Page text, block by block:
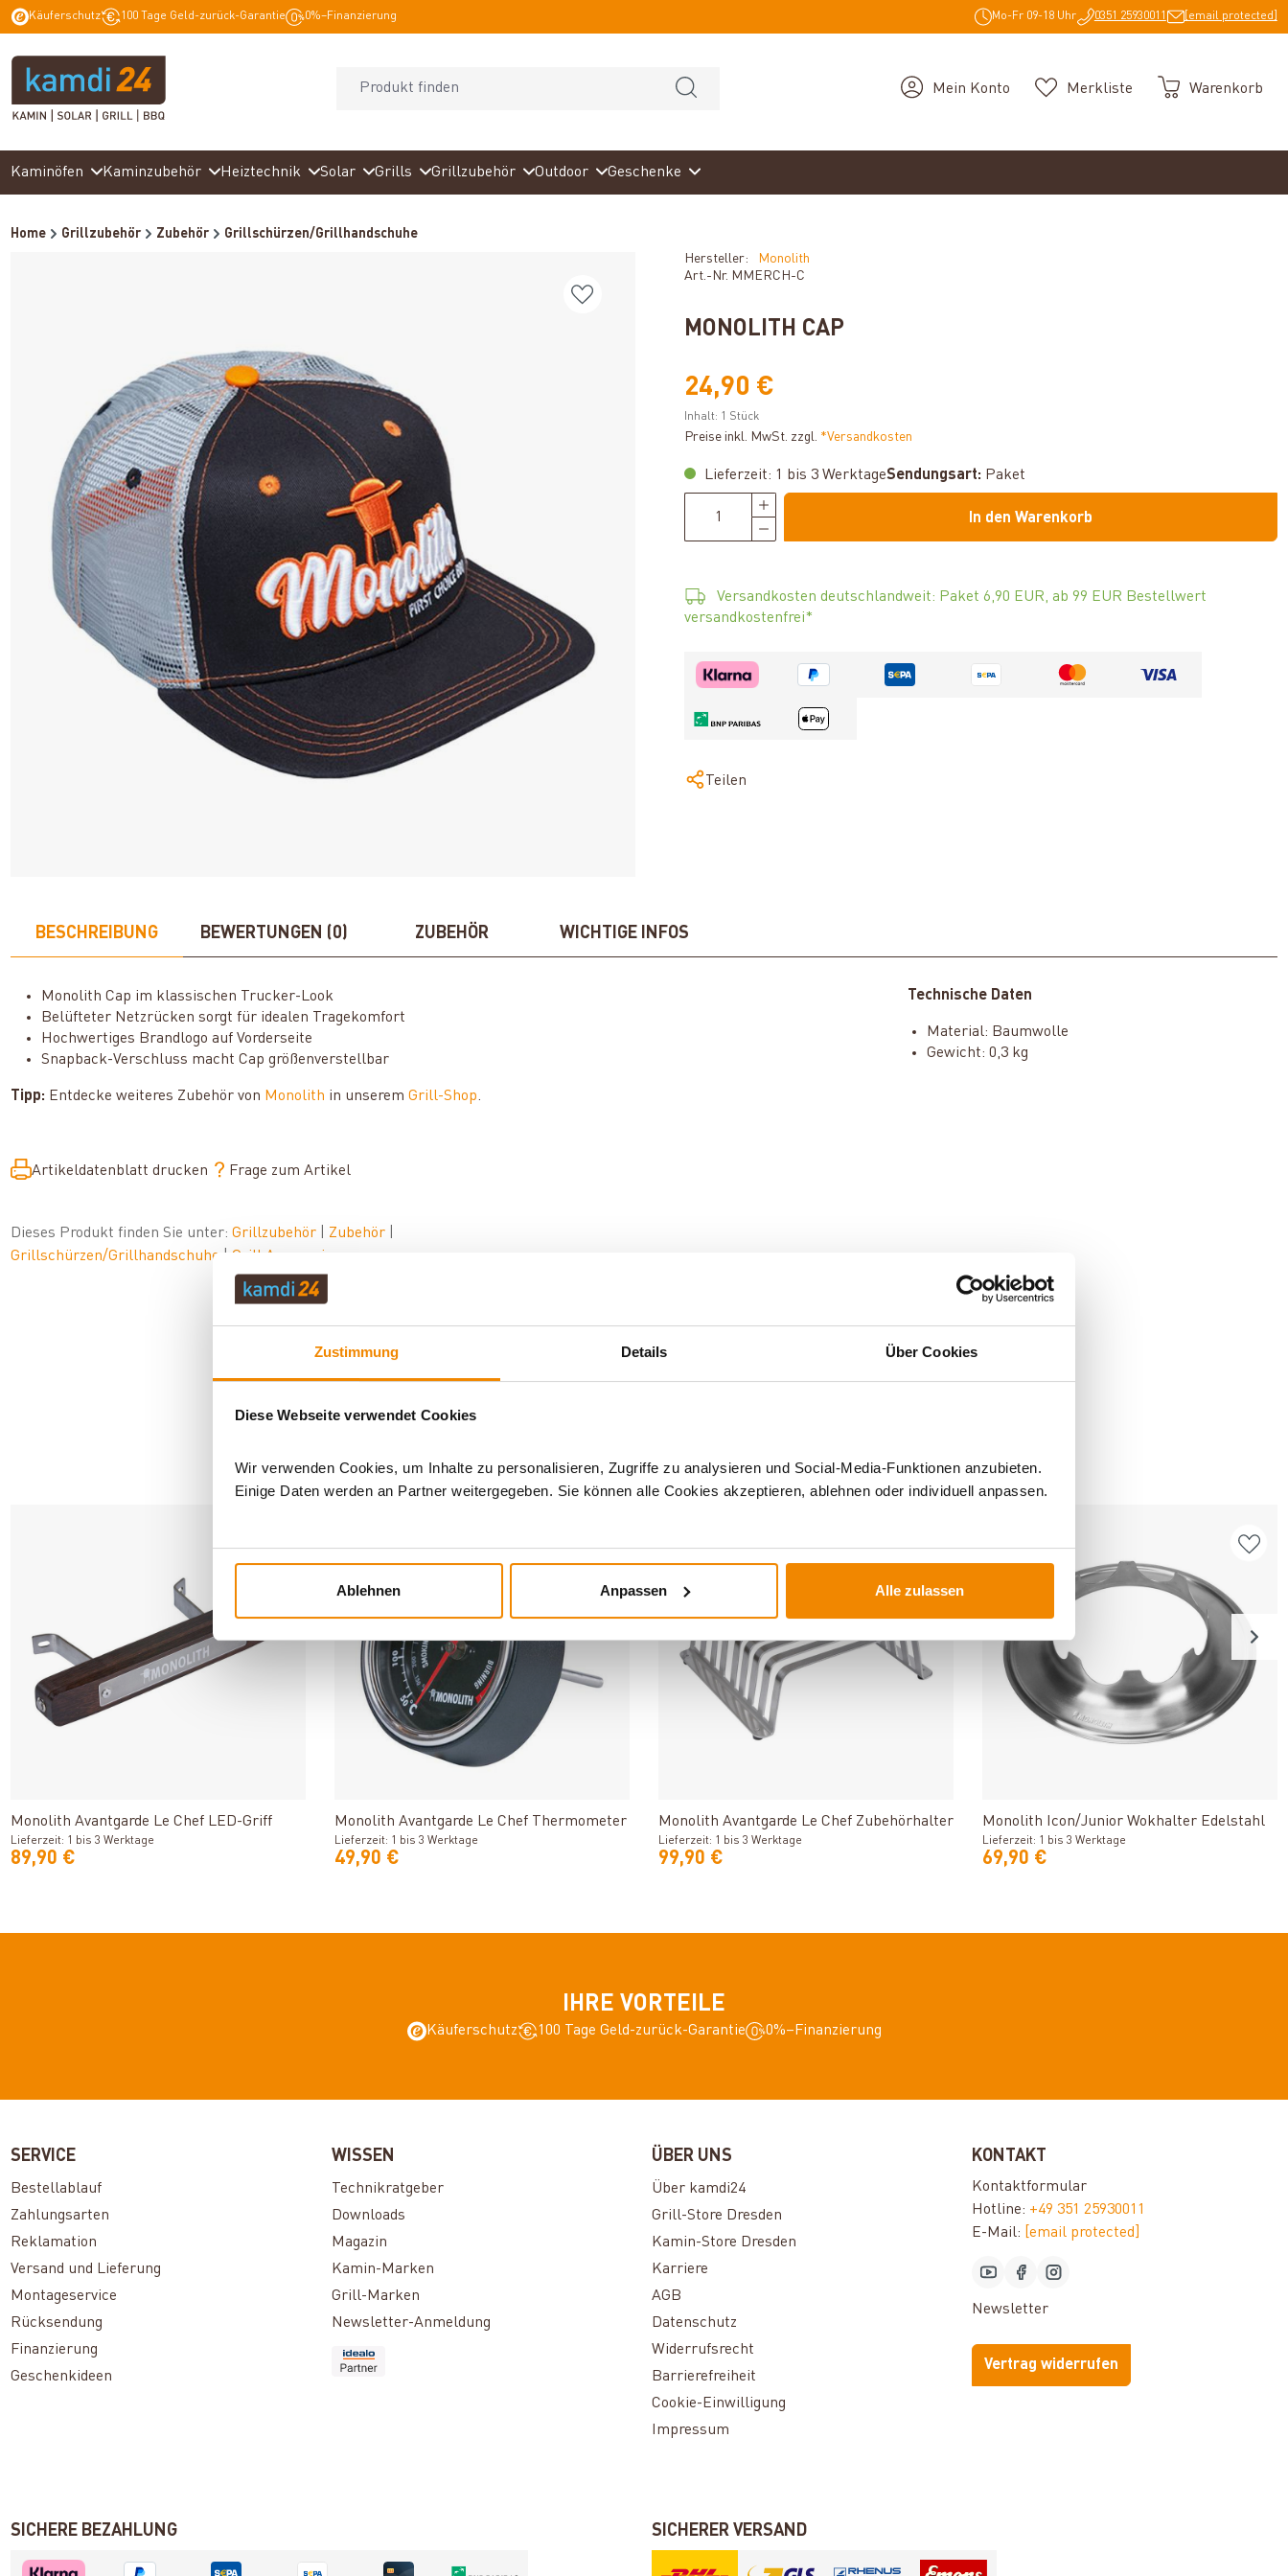
Zustimmung Details Über Cookies
Diese Webseite verwendet Cookies
Wir verwenden Cookies, um Inhalte zu personalisieren, Zugriffe zu analysieren und Social-Media-Funktionen anzubieten.
Einige Daten werden an Partner weitergegeben. Sie können alle Cookies akzeptieren, ablehnen oder individuell anpassen.
Ablehnen Anpassen Alle zulassen
Zur Hauptnavigation springen
Käuferschutz 100 Tage Geld-zurück-Garantie 0%–Finanzierung Mo-Fr 09-18 Uhr 0351 25930011 [email protected]
Mein Konto Merkliste Warenkorb
Kaminöfen Kaminzubehör Heiztechnik Solar Grills Grillzubehör Outdoor Geschenke
Home Grillzubehör Zubehör
Grillschürzen/Grillhandschuhe
Hersteller:
Monolith
Art.-Nr. MMERCH-C
MONOLITH CAP
24,90 €
Inhalt: 1 Stück
Preise inkl. MwSt. zzgl. *Versandkosten
Lieferzeit: 1 bis 3 WerktageSendungsart: Paket
In den Warenkorb
Versandkosten deutschlandweit: Paket 6,90 EUR, ab 99 EUR Bestellwert
versandkostenfrei*
Teilen
BESCHREIBUNG BEWERTUNGEN (0) ZUBEHÖR WICHTIGE INFOS
Monolith Cap im klassischen Trucker-Look
Belüfteter Netzrücken sorgt für idealen Tragekomfort
Hochwertiges Brandlogo auf Vorderseite
Snapback-Verschluss macht Cap größenverstellbar
Tipp: Entdecke weiteres Zubehör von Monolith in unseremGrill-Shop.
Technische Daten
Material: Baumwolle
Gewicht: 0,3 kg
Artikeldatenblatt drucken Frage zum Artikel
Dieses Produkt finden Sie unter:Grillzubehör Zubehör
Grillschürzen/Grillhandschuhe | Grill Accessoires
ANDERE INTERESSIERTEN SICH AUCH DAFÜR
Monolith Avantgarde Le Chef LED-Griff
Lieferzeit: 1 bis 3 Werktage
89,90 €
Monolith Avantgarde Le Chef Thermometer
Lieferzeit: 1 bis 3 Werktage
49,90 €
Monolith Avantgarde Le Chef Zubehörhalter
Lieferzeit: 1 bis 3 Werktage
99,90 €
Monolith Icon/Junior Wokhalter Edelstahl
Lieferzeit: 1 bis 3 Werktage
69,90 €
IHRE VORTEILE
Käuferschutz 100 Tage Geld-zurück-Garantie 0%–Finanzierung
SERVICE
Bestellablauf
Zahlungsarten
Reklamation
Versand und Lieferung
Montageservice
Rücksendung
Finanzierung
Geschenkideen
WISSEN
Technikratgeber
Downloads
Magazin
Kamin-Marken
Grill-Marken
Newsletter-Anmeldung
ÜBER UNS
Über kamdi24
Grill-Store Dresden
Kamin-Store Dresden
Karriere
AGB
Datenschutz
Widerrufsrecht
Barrierefreiheit
Cookie-Einwilligung
Impressum
KONTAKT
Kontaktformular
Hotline: +49 351 25930011
E-Mail:
[email protected]
Newsletter
Vertrag widerrufen
SICHERE BEZAHLUNG SICHERER VERSAND